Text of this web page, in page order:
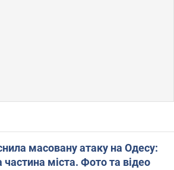
масовану атаку на Одесу:
частина міста. Фото та відео